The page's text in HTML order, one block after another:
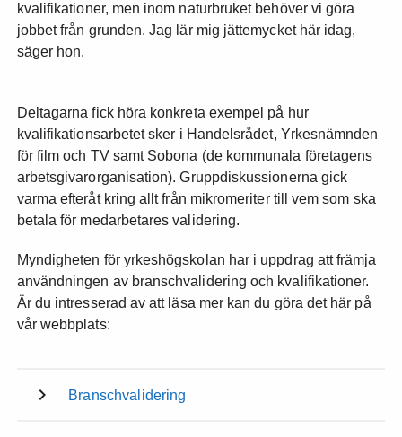
kvalifikationer, men inom naturbruket behöver vi göra
jobbet från grunden. Jag lär mig jättemycket här idag,
säger hon.
Deltagarna fick höra konkreta exempel på hur
kvalifikationsarbetet sker i Handelsrådet, Yrkesnämnden
för film och TV samt Sobona (de kommunala företagens
arbetsgivarorganisation). Gruppdiskussionerna gick
varma efteråt kring allt från mikromeriter till vem som ska
betala för medarbetares validering.
Myndigheten för yrkeshögskolan har i uppdrag att främja
användningen av branschvalidering och kvalifikationer.
Är du intresserad av att läsa mer kan du göra det här på
vår webbplats:
Branschvalidering